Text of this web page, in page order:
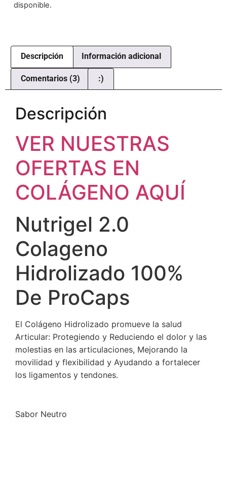
base a
valoraciones
disponible.
Descripción Información adicional
Comentarios (3) :)
Descripción
VER NUESTRAS
OFERTAS EN
COLÁGENO AQUÍ
Nutrigel 2.0
Colageno
Hidrolizado 100%
De ProCaps
El Colágeno Hidrolizado promueve la salud
Articular: Protegiendo y Reduciendo el dolor y las
molestias en las articulaciones, Mejorando la
movilidad y flexibilidad y Ayudando a fortalecer
los ligamentos y tendones.
Sabor Neutro